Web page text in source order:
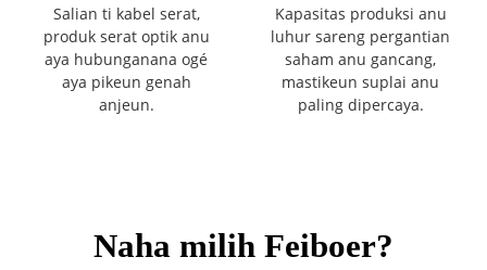
Salian ti kabel serat,
produk serat optik anu
aya hubunganana ogé
aya pikeun genah
anjeun.
Kapasitas produksi anu
luhur sareng pergantian
saham anu gancang,
mastikeun suplai anu
paling dipercaya.
Naha milih Feiboer?